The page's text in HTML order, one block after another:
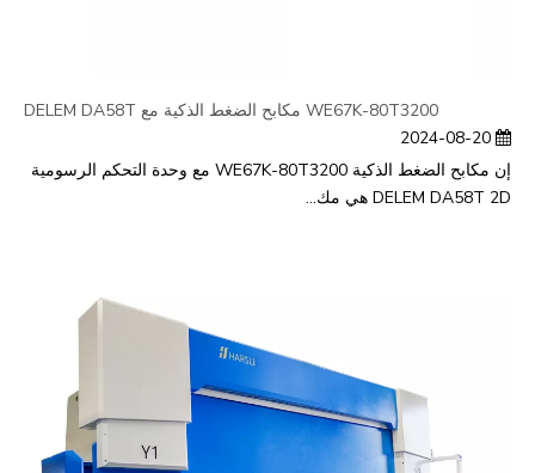
WE67K-80T3200 مكابح الضغط الذكية مع DELEM DA58T
إن مكابح الضغط الذكية WE67K-80T3200 مع وحدة التحكم الرسومية
DELEM DA58T 2D هي مك...